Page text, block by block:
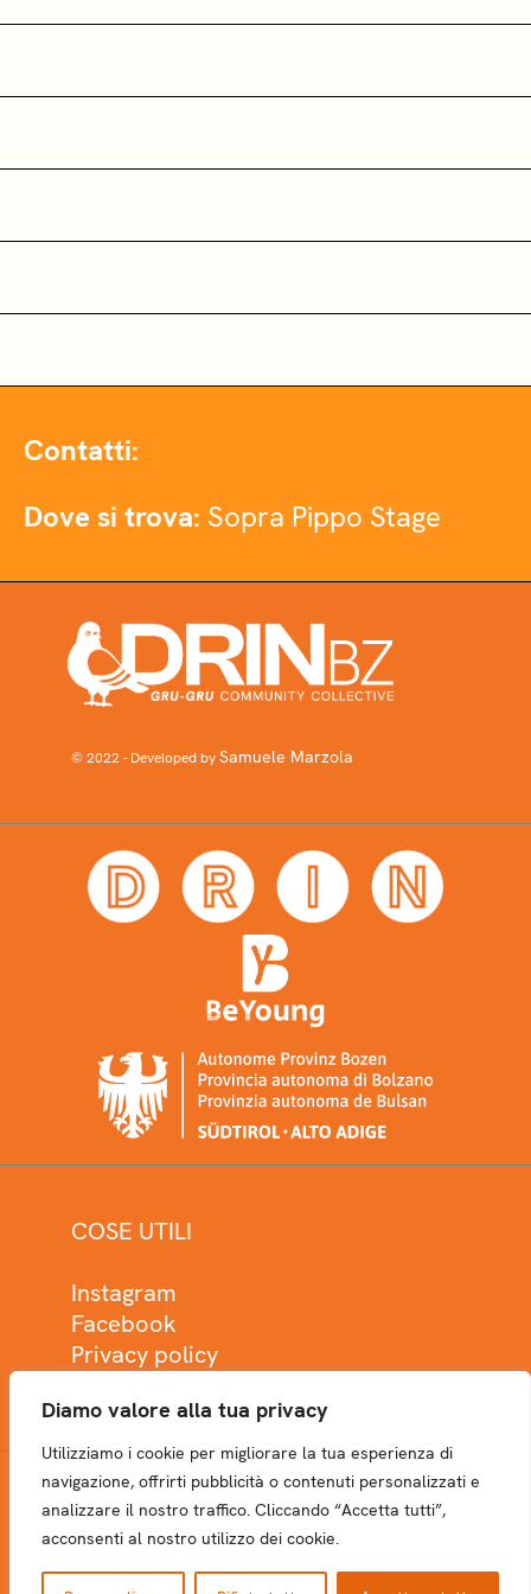
Diamo valore alla tua privacy
Utilizziamo i cookie per migliorare la tua esperienza di
navigazione, offrirti pubblicità o contenuti personalizzati e
analizzare il nostro traffico. Cliccando “Accetta tutti”,
acconsenti al nostro utilizzo dei cookie.
Contatti:
Dove si trova: Sopra Pippo Stage
© 2022 - Developed bySamuele Marzola
COSE UTILI
Instagram
Facebook
Privacy policy
NEWSLETTER